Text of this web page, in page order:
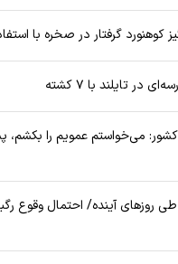
گرفتار در صخره با
در تایلند با ۷ کشته
می‌خواستم عمویم را بکشم،
آینده/ احتمال وقوع